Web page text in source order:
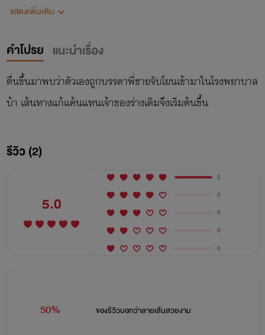
การ์ตูนจีน
ข้ามมิติ
ดราม่า
แสดงเพิ่มเติม
คำโปรย แนะนำเรื่อง
ตื่นขึ้นมาพบว่าตัวเองถูกบรรดาพี่ชายจับโยนเข้ามาในโรงพยาบาล
บ้า เส้นทางแก้แค้นแทนเจ้าของร่างเดิมจึงเริ่มต้นขึ้น
รีวิว (2)
5.0
2
0
0
0
0
50% ของรีวิวบอกว่าลายเส้นสวยงาม